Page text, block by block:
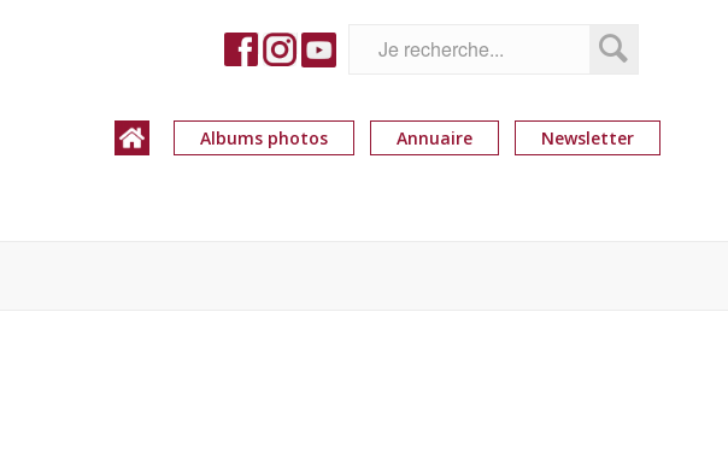
Albums photos Annuaire Newsletter